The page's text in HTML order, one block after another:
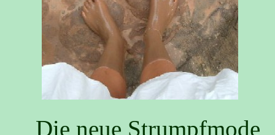
Die neue Strumpfmode